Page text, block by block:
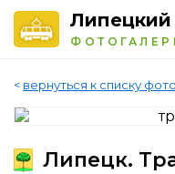
Липецкий
< вернуться к списку
Липецк.